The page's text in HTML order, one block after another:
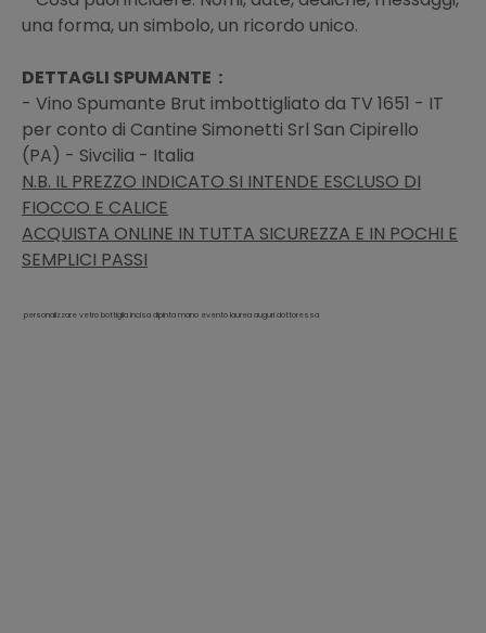
una forma, un simbolo, un ricordo unico.
DETTAGLI SPUMANTE :
- Vino Spumante Brut imbottigliato da TV 1651 - IT
per conto di Cantine Simonetti Srl San Cipirello
(PA) - Sivcilia - Italia
N.B. IL PREZZO INDICATO SI INTENDE ESCLUSO DI
FIOCCO E CALICE
ACQUISTA ONLINE IN TUTTA SICUREZZA E IN POCHI E
SEMPLICI PASSI
personalizzare vetro bottiglia incisa dipinta mano evento laurea auguri dottoressa